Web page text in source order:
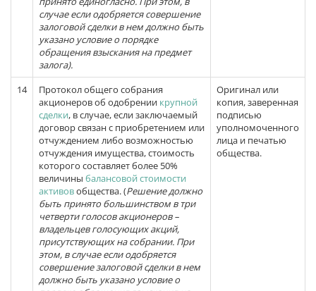
случае если одобряется совершение
залоговой сделки в нем должно быть
указано условие о порядке
обращения взыскания на предмет
залога).
14
Протокол общего собрания
акционеров об одобрении крупной
сделки, в случае, если заключаемый
договор связан с приобретением или
отчуждением либо возможностью
отчуждения имущества, стоимость
которого составляет более 50%
величины балансовой стоимости
активовобщества. (Решение должно
быть принято большинством в три
четверти голосов акционеров –
владельцев голосующих акций,
присутствующих на собрании. При
этом, в случае если одобряется
совершение залоговой сделки в нем
должно быть указано условие о
Оригинал или
копия, заверенная
подписью
уполномоченного
лица и печатью
общества.